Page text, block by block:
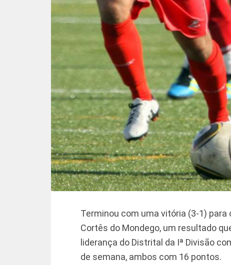
Terminou com uma vitória (3-1) para
Cortês do Mondego, um resultado
liderança do Distrital da Iª Divisão
de semana, ambos com 16 pontos.